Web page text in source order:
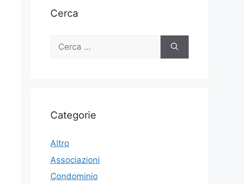
Cerca
Ricerca
Categorie
Altro
Associazioni
Condominio